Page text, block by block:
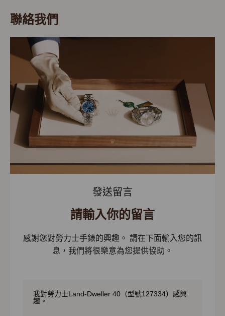
聯絡我們
發送留言
請輸入你的留言
感謝您對勞力士手錶的興趣。 請在下面輸入您的訊
息，我們將很樂意為您提供協助。